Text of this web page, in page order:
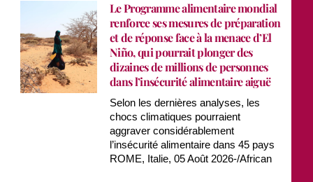
Le Programme alimentaire mondial
renforce ses mesures de préparation
et de réponse face à la menace d’El
Niño, qui pourrait plonger des
dizaines de millions de personnes
dans l’insécurité alimentaire aiguë
Selon les dernières analyses, les
chocs climatiques pourraient
aggraver considérablement
l’insécurité alimentaire dans 45 pays
ROME, Italie, 05 Août 2026-/African